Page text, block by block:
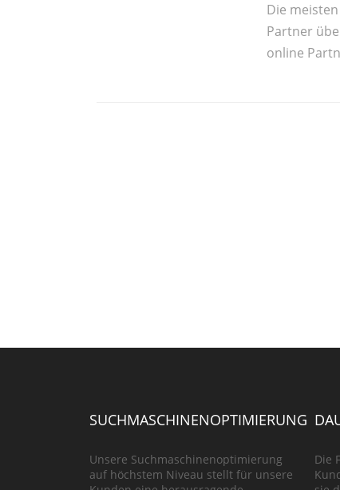
Die
Partner
online
SUCHMASCHINENOPTIMIERUNG
Unsere Suchmaschinenoptimierung
auf höchstem Niveau stellt für unsere
Die